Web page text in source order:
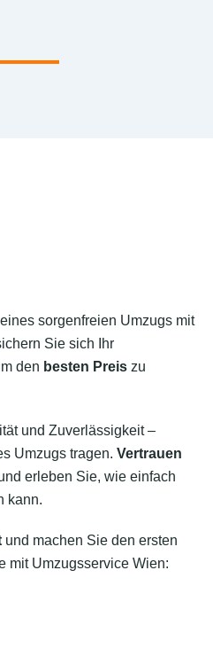
sorgenfreien Umzugs mit
Sie sich Ihr
den besten Preis zu
und Zuverlässigkeit –
Umzugs tragen. Vertrauen
erleben Sie, wie einfach
kann.
und machen Sie den ersten
mit Umzugsservice Wien: